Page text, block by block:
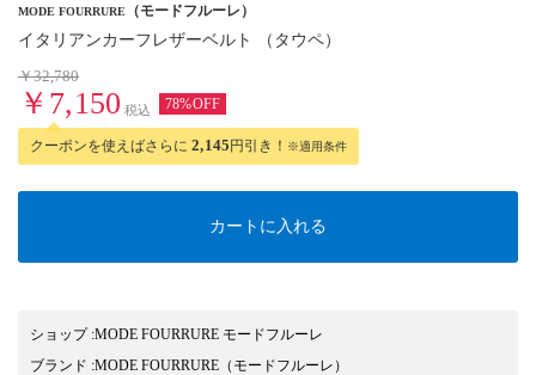
MODE FOURRURE （モードフルーレ）
イタリアンカーフレザーベルト （タウペ）
￥32,780
￥7,150 税込 78%OFF
クーポンを使えばさらに 2,145円引き！ ※適用条件
カートに入れる
ショップ:MODE FOURRURE モードフルーレ
ブランド :MODE FOURRURE （モードフルーレ）